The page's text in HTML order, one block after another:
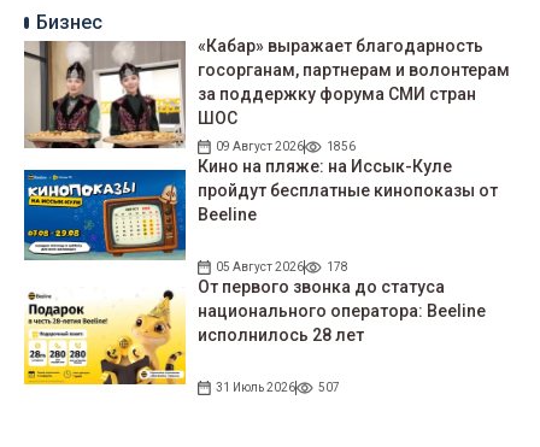
Бизнес
«Кабар» выражает благодарность
госорганам, партнерам и волонтерам
за поддержку форума СМИ стран
ШОС
09 Август 2026 1856
Кино на пляже: на Иссык-Куле
пройдут беcплатные кинопоказы от
Beeline
05 Август 2026 178
От первого звонка до статуса
национального оператора: Beeline
исполнилось 28 лет
31 Июль 2026 507